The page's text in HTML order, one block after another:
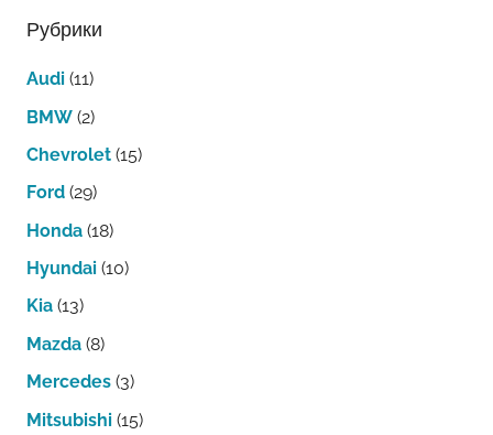
Рубрики
Audi (11)
BMW (2)
Chevrolet (15)
Ford (29)
Honda (18)
Hyundai (10)
Kia (13)
Mazda (8)
Mercedes (3)
Mitsubishi (15)